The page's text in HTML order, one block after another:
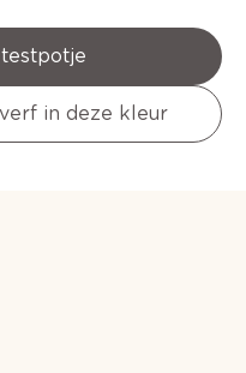
in deze kleur